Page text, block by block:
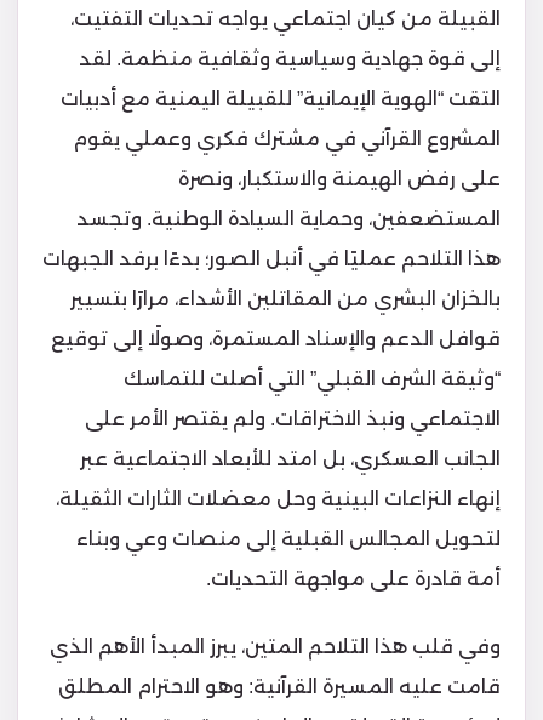
القبيلة من كيان اجتماعي يواجه تحديات التفتيت،
إلى قوة جهادية وسياسية وثقافية منظمة. لقد
التقت “الهوية الإيمانية” للقبيلة اليمنية مع أدبيات
المشروع القرآني في مشترك فكري وعملي يقوم
على رفض الهيمنة والاستكبار، ونصرة
المستضعفين، وحماية السيادة الوطنية. وتجسد
هذا التلاحم عمليًا في أنبل الصور؛ بدءًا برفد الجبهات
بالخزان البشري من المقاتلين الأشداء، مرارًا بتسيير
قوافل الدعم والإسناد المستمرة، وصولًا إلى توقيع
“وثيقة الشرف القبلي” التي أصلت للتماسك
الاجتماعي ونبذ الاختراقات. ولم يقتصر الأمر على
الجانب العسكري، بل امتد للأبعاد الاجتماعية عبر
إنهاء النزاعات البينية وحل معضلات الثارات الثقيلة،
لتحويل المجالس القبلية إلى منصات وعي وبناء
أمة قادرة على مواجهة التحديات.
وفي قلب هذا التلاحم المتين، يبرز المبدأ الأهم الذي
قامت عليه المسيرة القرآنية: وهو الاحترام المطلق